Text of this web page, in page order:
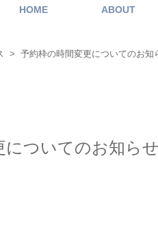
HOME ABOUT
予約枠の時間変更についてのお知
についてのお知らせ